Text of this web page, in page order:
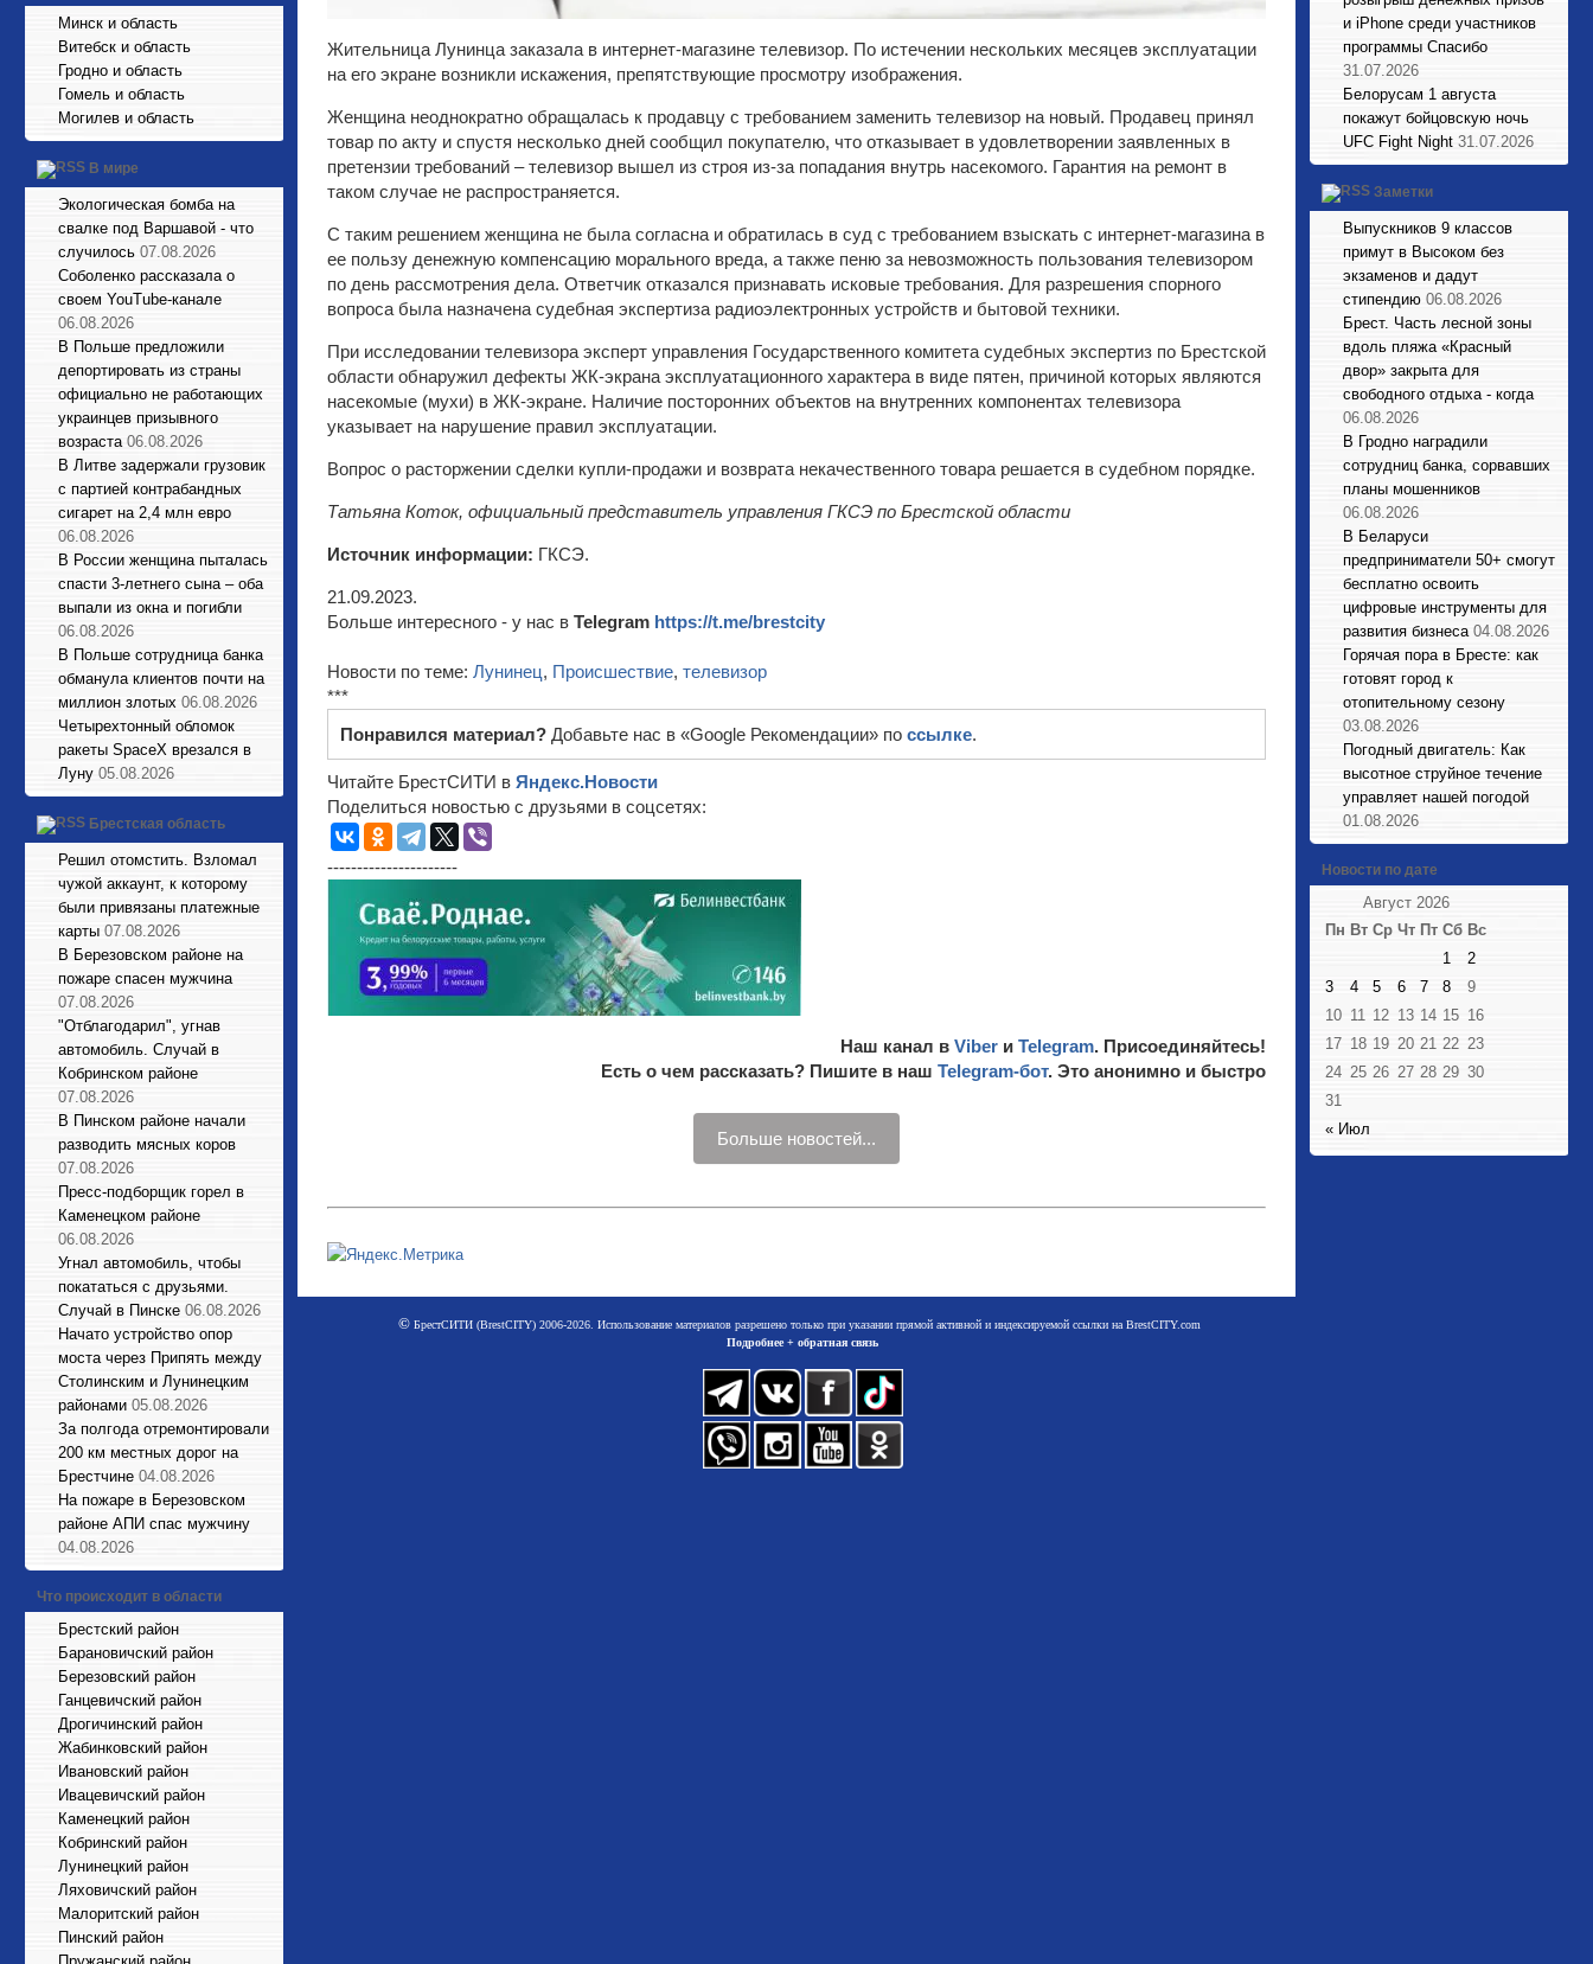
Минск и область
Витебск и область
Гродно и область
Гомель и область
Могилев и область
В мире
Экологическая бомба на
свалке под Варшавой - что
случилось 07.08.2026
Соболенко рассказала о
своем YouTube-канале
06.08.2026
В Польше предложили
депортировать из страны
официально не работающих
украинцев призывного
возраста 06.08.2026
В Литве задержали грузовик
с партией контрабандных
сигарет на 2,4 млн евро
06.08.2026
В России женщина пыталась
спасти 3-летнего сына – оба
выпали из окна и погибли
06.08.2026
В Польше сотрудница банка
обманула клиентов почти на
миллион злотых 06.08.2026
Четырехтонный обломок
ракеты SpaceX врезался в
Луну 05.08.2026
Брестская область
Решил отомстить. Взломал
чужой аккаунт, к которому
были привязаны платежные
карты 07.08.2026
В Березовском районе на
пожаре спасен мужчина
07.08.2026
"Отблагодарил", угнав
автомобиль. Случай в
Кобринском районе
07.08.2026
В Пинском районе начали
разводить мясных коров
07.08.2026
Пресс-подборщик горел в
Каменецком районе
06.08.2026
Угнал автомобиль, чтобы
покататься с друзьями.
Случай в Пинске 06.08.2026
Начато устройство опор
моста через Припять между
Столинским и Лунинецким
районами 05.08.2026
За полгода отремонтировали
200 км местных дорог на
Брестчине 04.08.2026
На пожаре в Березовском
районе АПИ спас мужчину
04.08.2026
Что происходит в области
Брестский район
Барановичский район
Березовский район
Ганцевичский район
Дрогичинский район
Жабинковский район
Ивановский район
Ивацевичский район
Каменецкий район
Кобринский район
Лунинецкий район
Ляховичский район
Малоритский район
Пинский район
Жительница Лунинца заказала в интернет-магазине телевизор. По истечении нескольких месяцев эксплуатации
на его экране возникли искажения, препятствующие просмотру изображения.
Женщина неоднократно обращалась к продавцу с требованием заменить телевизор на новый. Продавец принял
товар по акту и спустя несколько дней сообщил покупателю, что отказывает в удовлетворении заявленных в
претензии требований – телевизор вышел из строя из-за попадания внутрь насекомого. Гарантия на ремонт в
таком случае не распространяется.
С таким решением женщина не была согласна и обратилась в суд с требованием взыскать с интернет-магазина в
ее пользу денежную компенсацию морального вреда, а также пеню за невозможность пользования телевизором
по день рассмотрения дела. Ответчик отказался признавать исковые требования. Для разрешения спорного
вопроса была назначена судебная экспертиза радиоэлектронных устройств и бытовой техники.
При исследовании телевизора эксперт управления Государственного комитета судебных экспертиз по Брестской
области обнаружил дефекты ЖК-экрана эксплуатационного характера в виде пятен, причиной которых являются
насекомые (мухи) в ЖК-экране. Наличие посторонних объектов на внутренних компонентах телевизора
указывает на нарушение правил эксплуатации.
Вопрос о расторжении сделки купли-продажи и возврата некачественного товара решается в судебном порядке.
Татьяна Коток, официальный представитель управления ГКСЭ по Брестской области
Источник информации: ГКСЭ.
21.09.2023.
Больше интересного - у нас в Telegram https://t.me/brestcity
Новости по теме: Лунинец, Происшествие, телевизор
***
Понравился материал? Добавьте нас в «Google Рекомендации» по ссылке.
Читайте БрестСИТИ в Яндекс.Новости
Поделиться новостью с друзьями в соцсетях:
----------------------
Наш канал в Viber и Telegram. Присоединяйтесь!
Есть о чем рассказать? Пишите в наш Telegram-бот. Это анонимно и быстро
Больше новостей...
©БрестСИТИ (BrestCITY) 2006-2026. Использование материалов разрешено только при указании прямой активной и индексируемой ссылки на BrestCITY.com
Подробнее + обратная связь
и iPhone среди участников
программы Спасибо
31.07.2026
Белорусам 1 августа
покажут бойцовскую ночь
UFC Fight Night 31.07.2026
Заметки
Выпускников 9 классов
примут в Высоком без
экзаменов и дадут
стипендию 06.08.2026
Брест. Часть лесной зоны
вдоль пляжа «Красный
двор» закрыта для
свободного отдыха - когда
06.08.2026
В Гродно наградили
сотрудниц банка, сорвавших
планы мошенников
06.08.2026
В Беларуси
предприниматели 50+ смогут
бесплатно освоить
цифровые инструменты для
развития бизнеса 04.08.2026
Горячая пора в Бресте: как
готовят город к
отопительному сезону
03.08.2026
Погодный двигатель: Как
высотное струйное течение
управляет нашей погодой
01.08.2026
Новости по дате
Август 2026
Пн Вт Ср Чт Пт Сб Вс
« Июл
1
2
3
4 5 6 7 8
9
10 11 12 13 14 15 16
17 18 19 20 21 22 23
24 25 26 27 28 29 30
31